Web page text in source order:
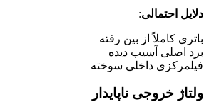
دلایل احتمالی:
باتری کاملاً از بین رفته
برد اصلی آسیب دیده
فیلمرکزی داخلی سوخته
ولتاژ خروجی ناپایدار